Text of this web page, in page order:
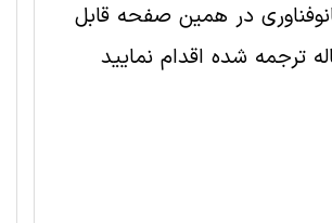
این مقاله نانوفناوری در همین صفحه قابل
ترجمه شده اقدام نمایید